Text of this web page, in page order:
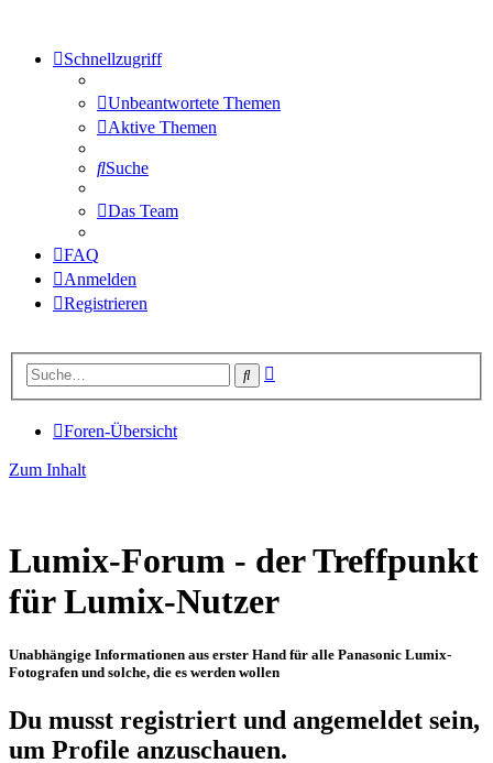
Schnellzugriff
Unbeantwortete Themen
Aktive Themen
Suche
Das Team
FAQ
Anmelden
Registrieren
Suche
Foren-Übersicht
Zum Inhalt
Lumix-Forum - der Treffpunkt
für Lumix-Nutzer
Unabhängige Informationen aus erster Hand für alle Panasonic Lumix-
Fotografen und solche, die es werden wollen
Du musst registriert und angemeldet sein,
um Profile anzuschauen.